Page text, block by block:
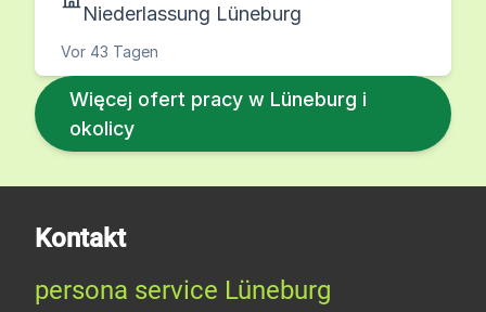
Niederlassung Lüneburg
Vor 43 Tagen
Więcej ofert pracy w Lüneburg i
okolicy
Kontakt
persona service Lüneburg